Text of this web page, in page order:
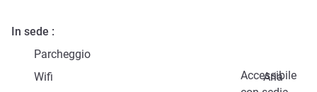
In sede
Parcheggio
Accessibile
Wifi
Aria